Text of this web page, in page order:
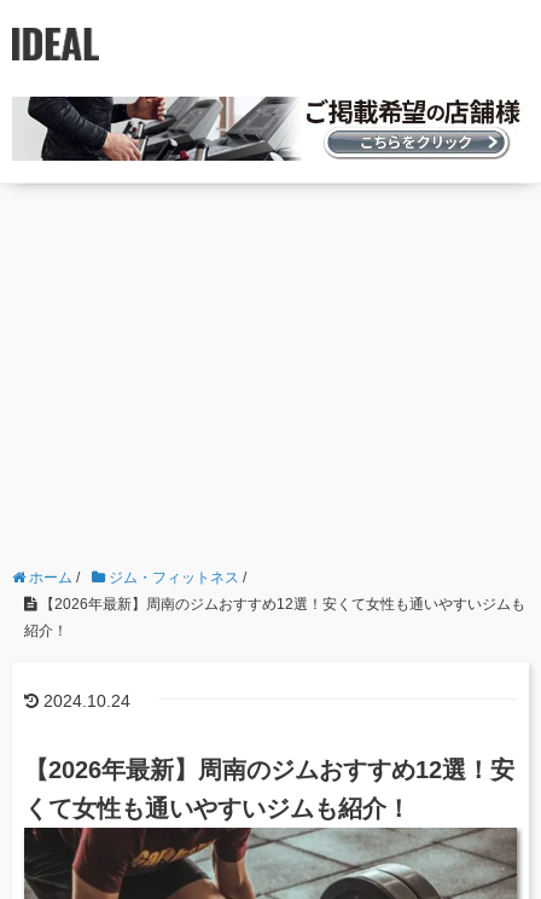
ホーム / ジム・フィットネス /
【2026年最新】周南のジムおすすめ12選！安くて女性も通いやすいジムも
紹介！
2024.10.24
【2026年最新】周南のジムおすすめ12選！安
くて女性も通いやすいジムも紹介！